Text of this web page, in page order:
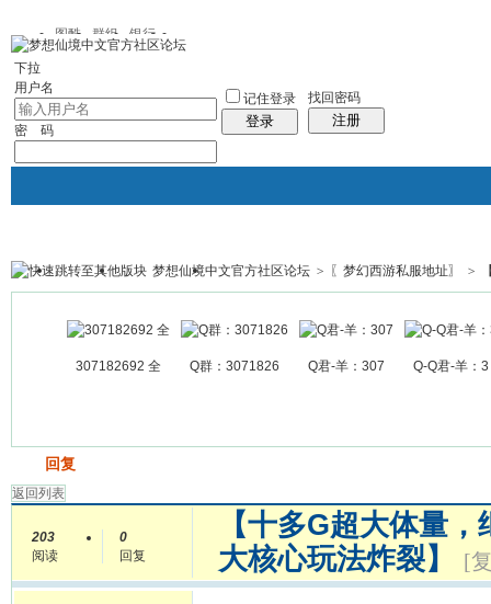
图酷 群组 银行
下拉
用户名
密 码
记住登录
登录
找回密码
注册
银行 群组聚合 我的空间
帖子
梦想仙境中文官方社区论坛 > 〖梦幻西游私服地址〗 >
307182692 全 Q群：3071826 Q君-羊：307 Q-Q君-羊：3
回复
返回列表
203
阅读
0
回复
【十多G超大体量
大核心玩法炸裂】
[